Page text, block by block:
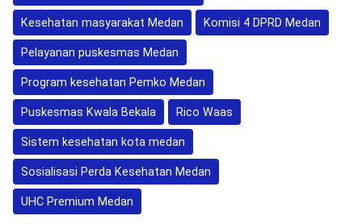
Kesehatan masyarakat Medan Komisi 4 DPRD Medan
Pelayanan puskesmas Medan
Program kesehatan Pemko Medan
Puskesmas Kwala Bekala Rico Waas
Sistem kesehatan kota medan
Sosialisasi Perda Kesehatan Medan
UHC Premium Medan